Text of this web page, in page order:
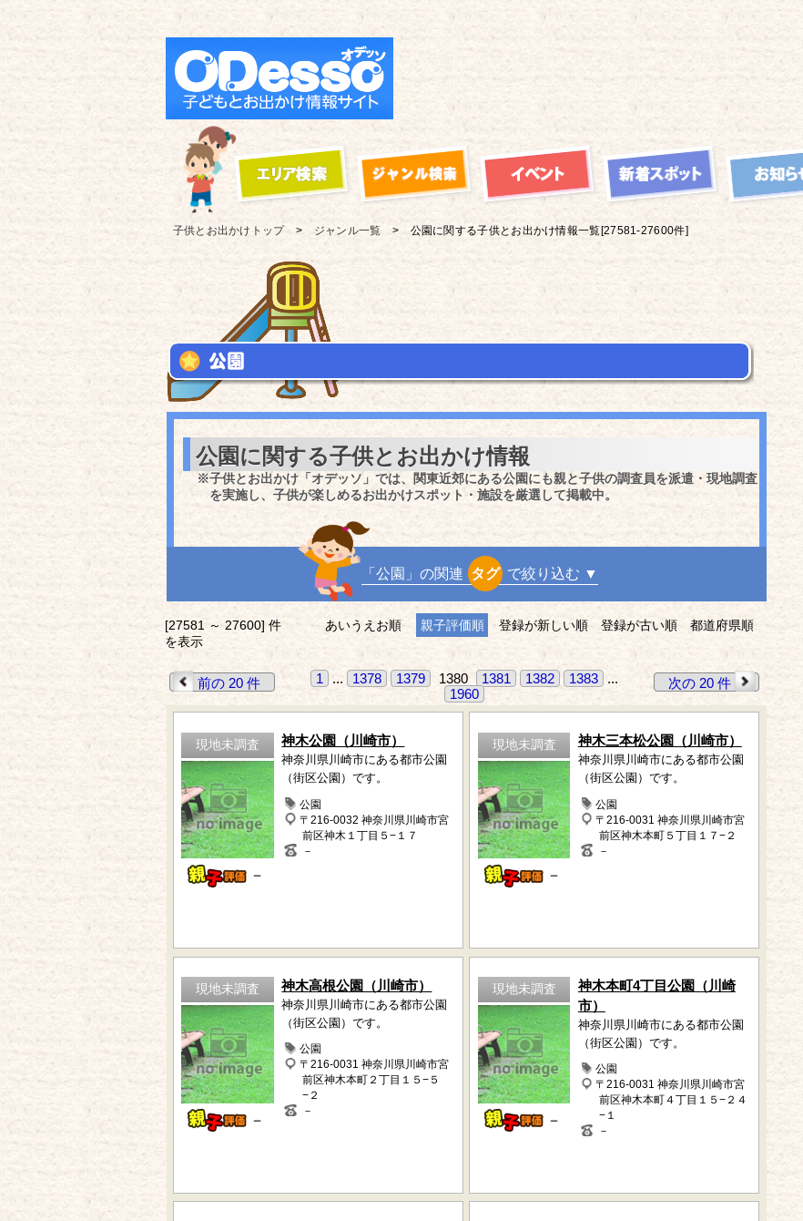
子供とお出かけ トップ ジャンル一覧 公園に関する子供とお出かけ情報一覧[27581-27600件]
公園に関する子供とお出かけ情報
※子供とお出かけ「オデッソ」では、関東近郊にある公園にも親と子供の調査員を派遣・現地調査
を実施し、子供が楽しめるお出かけスポット・施設を厳選して掲載中。
「公園」の関連 タグ で絞り込む ▼
[27581 ～ 27600] 件
を表示
あいうえお順 親子評価順 登録が新しい順 登録が古い順 都道府県順
前の 20 件 1 ... 1378 1379 1380 1381 1382 1383
...
1960
次の 20 件
現地未調査
－
神木公園（川崎市）
神奈川県川崎市にある都市公園
（街区公園）です。
公園
〒216-0032 神奈川県川崎市宮
前区神木１丁目５−１７
－
現地未調査
－
神木三本松公園（川崎市）
神奈川県川崎市にある都市公園
（街区公園）です。
公園
〒216-0031 神奈川県川崎市宮
前区神木本町５丁目１７−２
－
現地未調査
－
神木高根公園（川崎市）
神奈川県川崎市にある都市公園
（街区公園）です。
公園
〒216-0031 神奈川県川崎市宮
前区神木本町２丁目１５−５
−２
－
現地未調査
－
神木本町4丁目公園（川崎
市）
神奈川県川崎市にある都市公園
（街区公園）です。
公園
〒216-0031 神奈川県川崎市宮
前区神木本町４丁目１５−２４
−１
－